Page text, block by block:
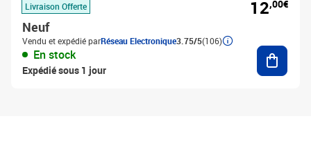
Livraison Offerte
Neuf
Vendu et expédié parRéseau Electronique3.75/5(106)
En stock
Expédié sous 1 jour
12,00€